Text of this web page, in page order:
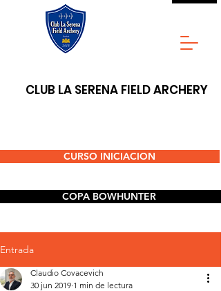
CLUB LA SERENA FIELD ARCHERY
CURSO INICIACION
COPA BOWHUNTER
Entrada
Claudio Covacevich
30 jun 2019 1 min de lectura